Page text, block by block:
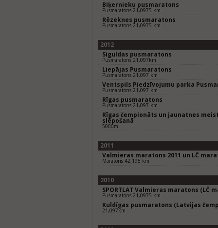
Biķernieku pusmaratons
Pusmaratons 21,0975 km
Rēzeknes pusmaratons
Pusmaratons 21,0975 km
2012
Siguldas pusmaratons
Pusmaratons 21,097km
Liepājas Pusmaratons
Pusmaratons 21,097 km
Ventspils Piedzīvojumu parka
Pusmaratons 21,097 km
Rīgas pusmaratons
Pusmaratons 21,097 km
Rīgas čempionāts un jaunatnes
slēpošanā
5000m
2011
Valmieras maratons 2011 un LČ
Maratons 42,195 km
2010
SPORTLAT Valmieras maratons (LČ
Pusmaratons 21,0975 km
Kuldīgas pusmaratons (Latvijas
21,097km